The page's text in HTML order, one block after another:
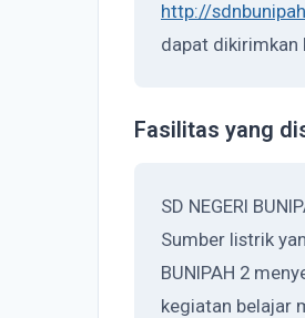
http://
dapat dikirimkan
Fasilitas yang
SD NEGERI
Sumber listrik
BUNIPAH 2
kegiatan belajar